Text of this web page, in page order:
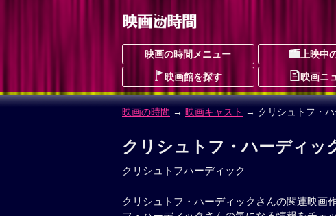
映画の時間メニュー 上映中
映画館を探す 映画ニ
映画の時間 → 映画キャスト → クリシュトフ・ハ
クリシュトフ・ハーディッ
クリシュトフハーディック
クリシュトフ・ハーディックさんの関連映画